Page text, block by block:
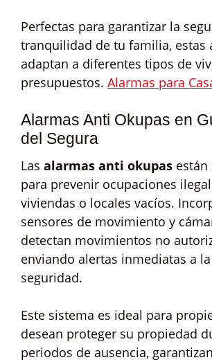
Perfectas para garantizar la
tranquilidad de tu familia, estas
adaptan a diferentes tipos de
presupuestos. Alarmas para
Alarmas Anti Okupas en
del Segura
Las alarmas anti okupas están
para prevenir ocupaciones
viviendas o locales vacíos.
sensores de movimiento y
detectan movimientos no
enviando alertas inmediatas a
seguridad.
Este sistema es ideal para
desean proteger su propiedad
periodos de ausencia,